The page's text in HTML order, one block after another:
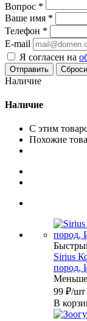
Вопрос *
Ваше имя *
Телефон *
E-mail
Я согласен на
Наличие
Наличие
С этим
Похожие
Sirius
пород,
99 ₽/шт
В